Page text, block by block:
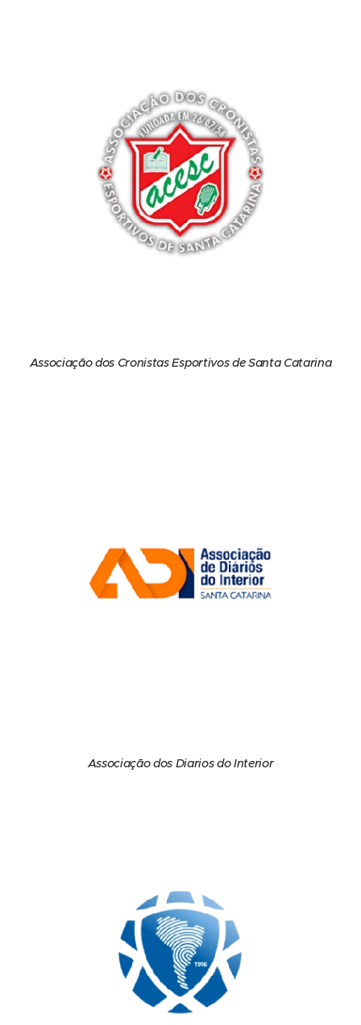
Associação dos Cronistas Esportivos de Santa Catarina
Associação dos Diarios do Interior